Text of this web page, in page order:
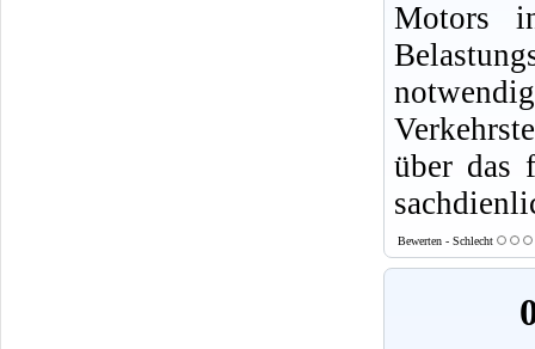
Motors
über das
Bewerten - Schlecht